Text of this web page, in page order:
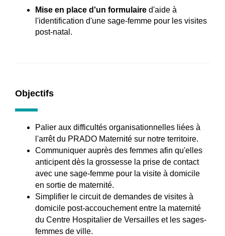
Mise en place d'un formulaire d'aide à
l'identification d'une sage-femme pour les visites
post-natal.
Objectifs
Palier aux difficultés organisationnelles liées à
l'arrêt du PRADO Maternité sur notre territoire.
Communiquer auprès des femmes afin qu'elles
anticipent dès la grossesse la prise de contact
avec une sage-femme pour la visite à domicile
en sortie de maternité.
Simplifier le circuit de demandes de visites à
domicile post-accouchement entre la maternité
du Centre Hospitalier de Versailles et les sages-
femmes de ville.